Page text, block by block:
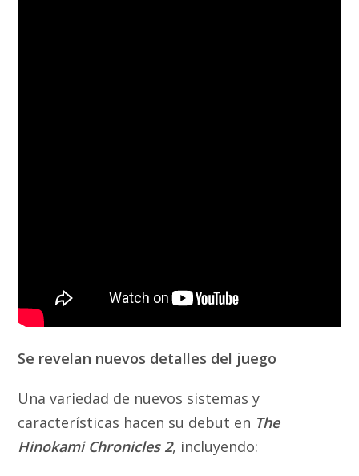
Se revelan nuevos detalles del juego
Una variedad de nuevos sistemas y
características hacen su debut en The
Hinokami Chronicles 2, incluyendo: